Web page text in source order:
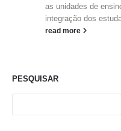
as unidades de
integração dos
read more
PESQUISAR